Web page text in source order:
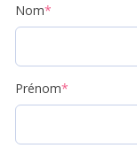
Nom*
Prénom*